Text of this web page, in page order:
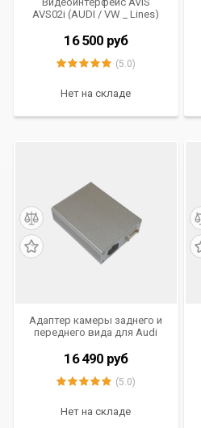
AVS02i (AUDI / VW _ Lines)
переднего и заднего вида
16 500 руб
(5.0)
Нет на складе
Адаптер камеры заднего и
переднего вида для Audi
Concert, Symphony
16 490 руб
(5.0)
Нет на складе